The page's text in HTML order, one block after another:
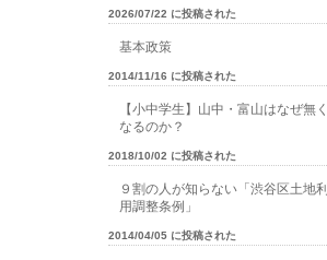
2026/07/22 に投稿された
基本政策
2014/11/16 に投稿された
【小中学生】山中・富山はなぜ無く
なるのか？
2018/10/02 に投稿された
９割の人が知らない「渋谷区土地利
用調整条例」
2014/04/05 に投稿された